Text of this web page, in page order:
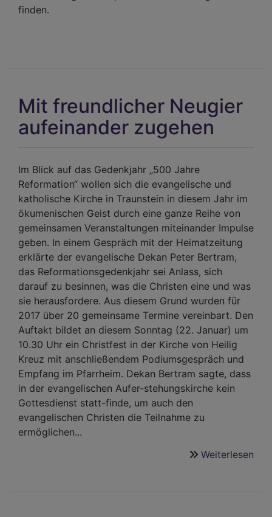
finden.
Mit freundlicher Neugier
aufeinander zugehen
Im Blick auf das Gedenkjahr „500 Jahre
Reformation“ wollen sich die evangelische und
katholische Kirche in Traunstein in diesem Jahr im
ökumenischen Geist durch eine ganze Reihe von
gemeinsamen Veranstaltungen miteinander Impulse
geben. In einem Gespräch mit der Heimatzeitung
erklärte der evangelische Dekan Peter Bertram,
das Reformationsgedenkjahr sei Anlass, sich
darauf zu besinnen, was die Christen eine und was
sie herausfordere. Aus diesem Grund wurden für
2017 über 20 gemeinsame Termine vereinbart. Den
Auftakt bildet an diesem Sonntag (22. Januar) um
10.30 Uhr ein Christfest in der Kirche von Heilig
Kreuz mit anschließendem Podiumsgespräch und
Empfang im Pfarrheim. Dekan Bertram sagte, dass
in der evangelischen Aufer-stehungskirche kein
Gottesdienst statt-finde, um auch den
evangelischen Christen die Teilnahme zu
ermöglichen...
Weiterlesen